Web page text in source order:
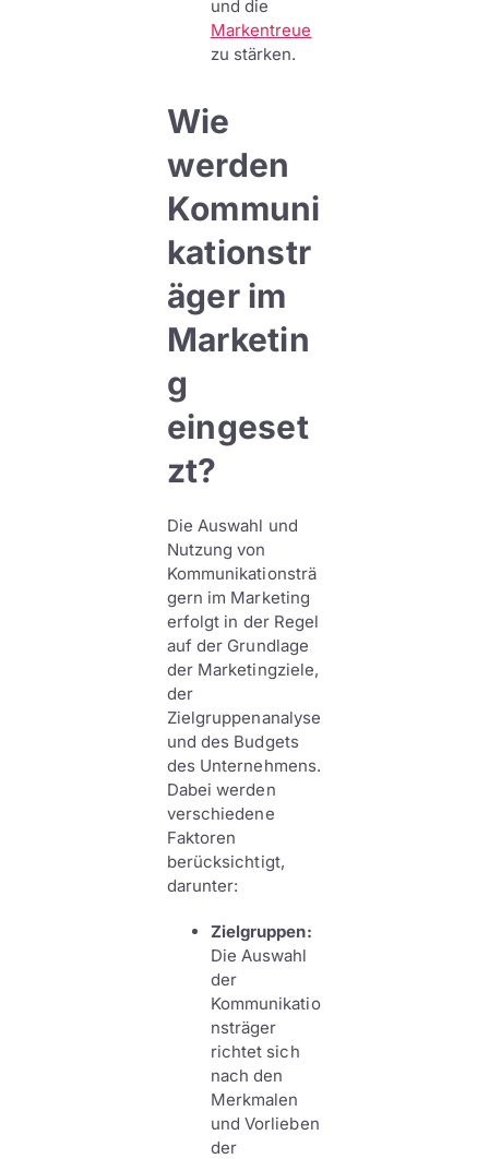
und die
Markentreue
zu stärken.
Wie
werden
Kommuni
kationstr
äger im
Marketin
g
eingeset
zt?
Die Auswahl und
Nutzung von
Kommunikationsträ
gern im Marketing
erfolgt in der Regel
auf der Grundlage
der Marketingziele,
der
Zielgruppenanalyse
und des Budgets
des Unternehmens.
Dabei werden
verschiedene
Faktoren
berücksichtigt,
darunter:
Zielgruppen:
Die Auswahl
der
Kommunikatio
nsträger
richtet sich
nach den
Merkmalen
und Vorlieben
der